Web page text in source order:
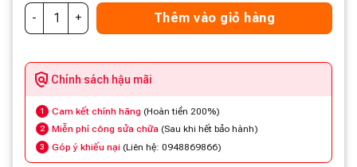
Thêm vào giỏ hàng
Chính sách hậu mãi
1 Cam kết chính hãng (Hoàn tiền 200%)
2 Miễn phí công sửa chữa (Sau khi hết bảo hành)
3 Góp ý khiếu nại (Liên hệ: 0948869866)